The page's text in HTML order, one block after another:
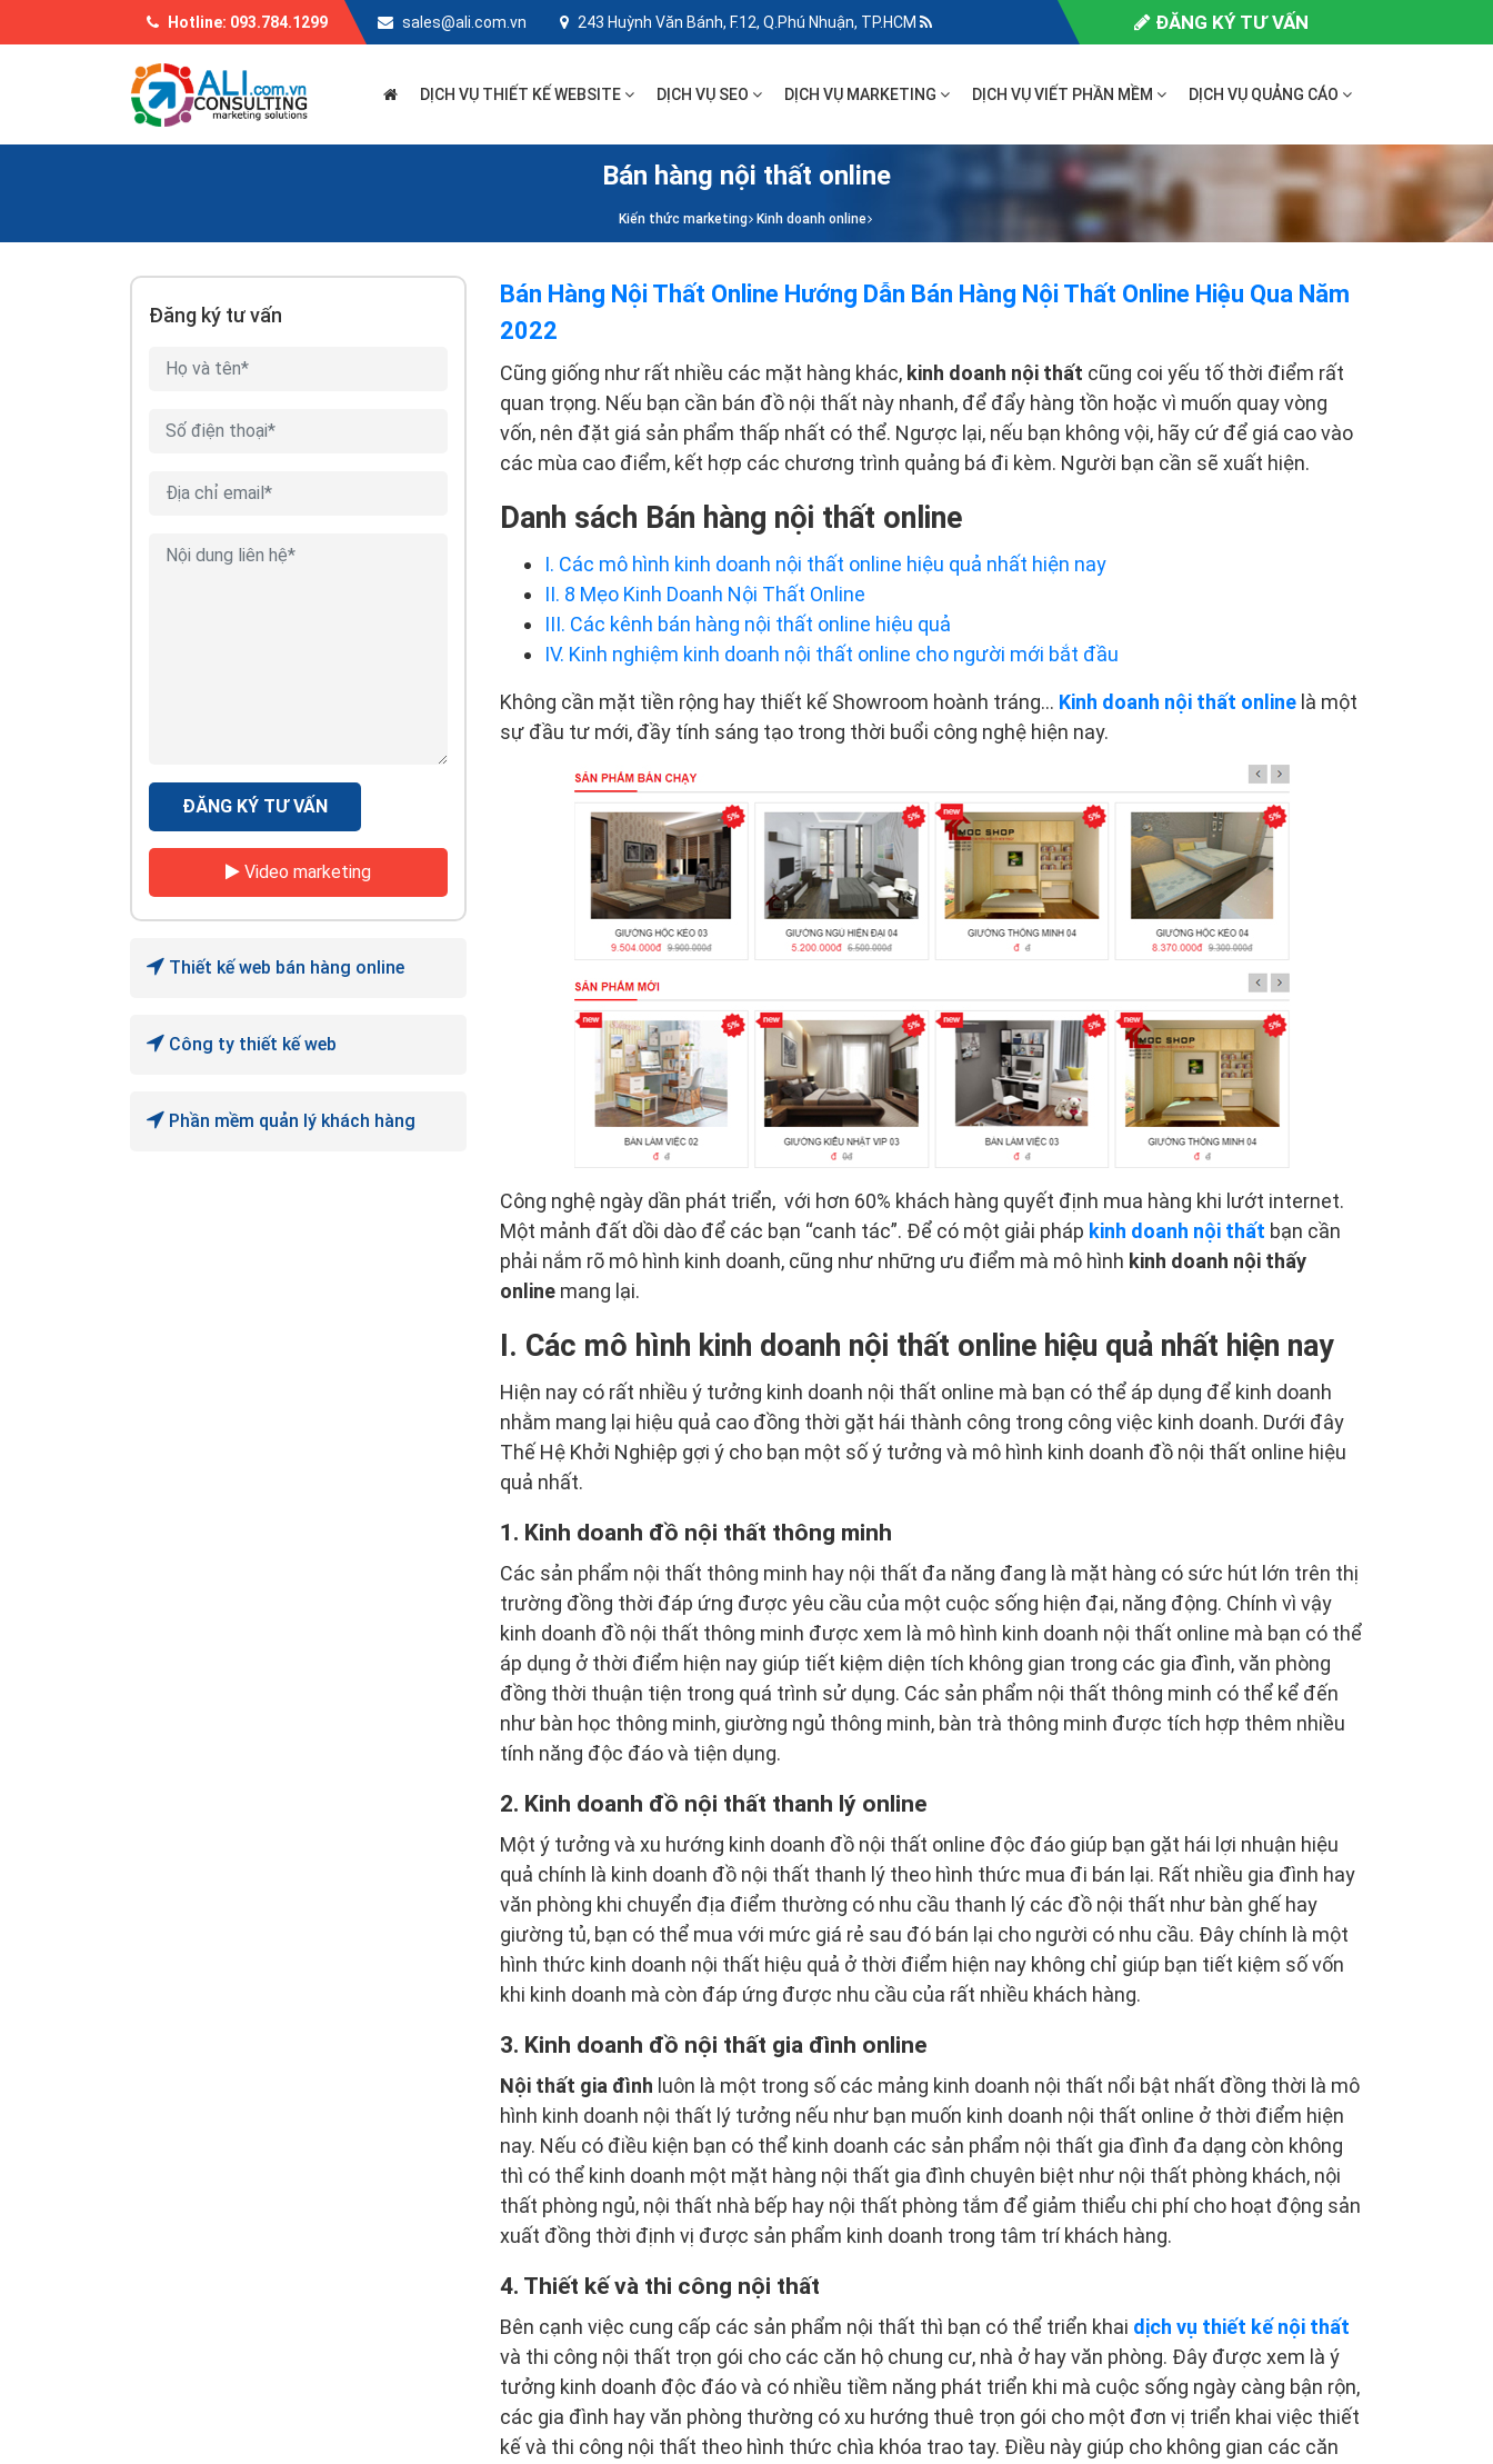
Hotline: 093.784.1299 sales@ali.com.vn 243 Huỳnh Văn Bánh, F.12, Q.Phú Nhuận, TP.HCM ĐĂNG KÝ TƯ VẤN
DỊCH VỤ THIẾT KẾ WEBSITE DỊCH VỤ SEO DỊCH VỤ MARKETING DỊCH VỤ VIẾT PHẦN MỀM DỊCH VỤ QUẢNG CÁO
Bán hàng nội thất online
Kiến thức marketing Kinh doanh online
Đăng ký tư vấn
ĐĂNG KÝ TƯ VẤN
Video marketing
Thiết kế web bán hàng online
Công ty thiết kế web
Phần mềm quản lý khách hàng
Bán Hàng Nội Thất Online Hướng Dẫn Bán Hàng Nội Thất Online Hiệu Qua Năm
2022
Cũng giống như rất nhiều các mặt hàng khác, kinh doanh nội thất cũng coi yếu tố thời điểm rất
quan trọng. Nếu bạn cần bán đồ nội thất này nhanh, để đẩy hàng tồn hoặc vì muốn quay vòng
vốn, nên đặt giá sản phẩm thấp nhất có thể. Ngược lại, nếu bạn không vội, hãy cứ để giá cao vào
các mùa cao điểm, kết hợp các chương trình quảng bá đi kèm. Người bạn cần sẽ xuất hiện.
Danh sách Bán hàng nội thất online
I. Các mô hình kinh doanh nội thất online hiệu quả nhất hiện nay
II. 8 Mẹo Kinh Doanh Nội Thất Online
III. Các kênh bán hàng nội thất online hiệu quả
IV. Kinh nghiệm kinh doanh nội thất online cho người mới bắt đầu
Không cần mặt tiền rộng hay thiết kế Showroom hoành tráng... Kinh doanh nội thất online là một
sự đầu tư mới, đầy tính sáng tạo trong thời buổi công nghệ hiện nay.
Công nghệ ngày dần phát triển, với hơn 60% khách hàng quyết định mua hàng khi lướt internet.
Một mảnh đất dồi dào để các bạn “canh tác”. Để có một giải pháp kinh doanh nội thất bạn cần
phải nắm rõ mô hình kinh doanh, cũng như những ưu điểm mà mô hình kinh doanh nội thấy
online mang lại.
I. Các mô hình kinh doanh nội thất online hiệu quả nhất hiện nay
Hiện nay có rất nhiều ý tưởng kinh doanh nội thất online mà bạn có thể áp dụng để kinh doanh
nhằm mang lại hiệu quả cao đồng thời gặt hái thành công trong công việc kinh doanh. Dưới đây
Thế Hệ Khởi Nghiệp gợi ý cho bạn một số ý tưởng và mô hình kinh doanh đồ nội thất online hiệu
quả nhất.
1. Kinh doanh đồ nội thất thông minh
Các sản phẩm nội thất thông minh hay nội thất đa năng đang là mặt hàng có sức hút lớn trên thị
trường đồng thời đáp ứng được yêu cầu của một cuộc sống hiện đại, năng động. Chính vì vậy
kinh doanh đồ nội thất thông minh được xem là mô hình kinh doanh nội thất online mà bạn có thể
áp dụng ở thời điểm hiện nay giúp tiết kiệm diện tích không gian trong các gia đình, văn phòng
đồng thời thuận tiện trong quá trình sử dụng. Các sản phẩm nội thất thông minh có thể kể đến
như bàn học thông minh, giường ngủ thông minh, bàn trà thông minh được tích hợp thêm nhiều
tính năng độc đáo và tiện dụng.
2. Kinh doanh đồ nội thất thanh lý online
Một ý tưởng và xu hướng kinh doanh đồ nội thất online độc đáo giúp bạn gặt hái lợi nhuận hiệu
quả chính là kinh doanh đồ nội thất thanh lý theo hình thức mua đi bán lại. Rất nhiều gia đình hay
văn phòng khi chuyển địa điểm thường có nhu cầu thanh lý các đồ nội thất như bàn ghế hay
giường tủ, bạn có thể mua với mức giá rẻ sau đó bán lại cho người có nhu cầu. Đây chính là một
hình thức kinh doanh nội thất hiệu quả ở thời điểm hiện nay không chỉ giúp bạn tiết kiệm số vốn
khi kinh doanh mà còn đáp ứng được nhu cầu của rất nhiều khách hàng.
3. Kinh doanh đồ nội thất gia đình online
Nội thất gia đình luôn là một trong số các mảng kinh doanh nội thất nổi bật nhất đồng thời là mô
hình kinh doanh nội thất lý tưởng nếu như bạn muốn kinh doanh nội thất online ở thời điểm hiện
nay. Nếu có điều kiện bạn có thể kinh doanh các sản phẩm nội thất gia đình đa dạng còn không
thì có thể kinh doanh một mặt hàng nội thất gia đình chuyên biệt như nội thất phòng khách, nội
thất phòng ngủ, nội thất nhà bếp hay nội thất phòng tắm để giảm thiểu chi phí cho hoạt động sản
xuất đồng thời định vị được sản phẩm kinh doanh trong tâm trí khách hàng.
4. Thiết kế và thi công nội thất
Bên cạnh việc cung cấp các sản phẩm nội thất thì bạn có thể triển khai dịch vụ thiết kế nội thất
và thi công nội thất trọn gói cho các căn hộ chung cư, nhà ở hay văn phòng. Đây được xem là ý
tưởng kinh doanh độc đáo và có nhiều tiềm năng phát triển khi mà cuộc sống ngày càng bận rộn,
các gia đình hay văn phòng thường có xu hướng thuê trọn gói cho một đơn vị triển khai việc thiết
kế và thi công nội thất theo hình thức chìa khóa trao tay. Điều này giúp cho không gian các căn